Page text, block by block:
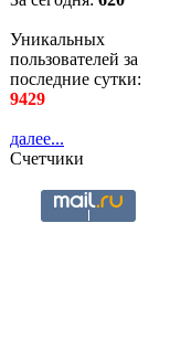
Уникальных
пользователей за
последние сутки:
9429
далее...
Счетчики